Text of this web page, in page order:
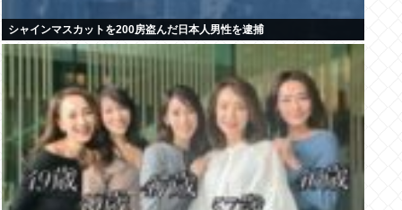
シャインマスカットを200房盗んだ日本人男性を逮捕